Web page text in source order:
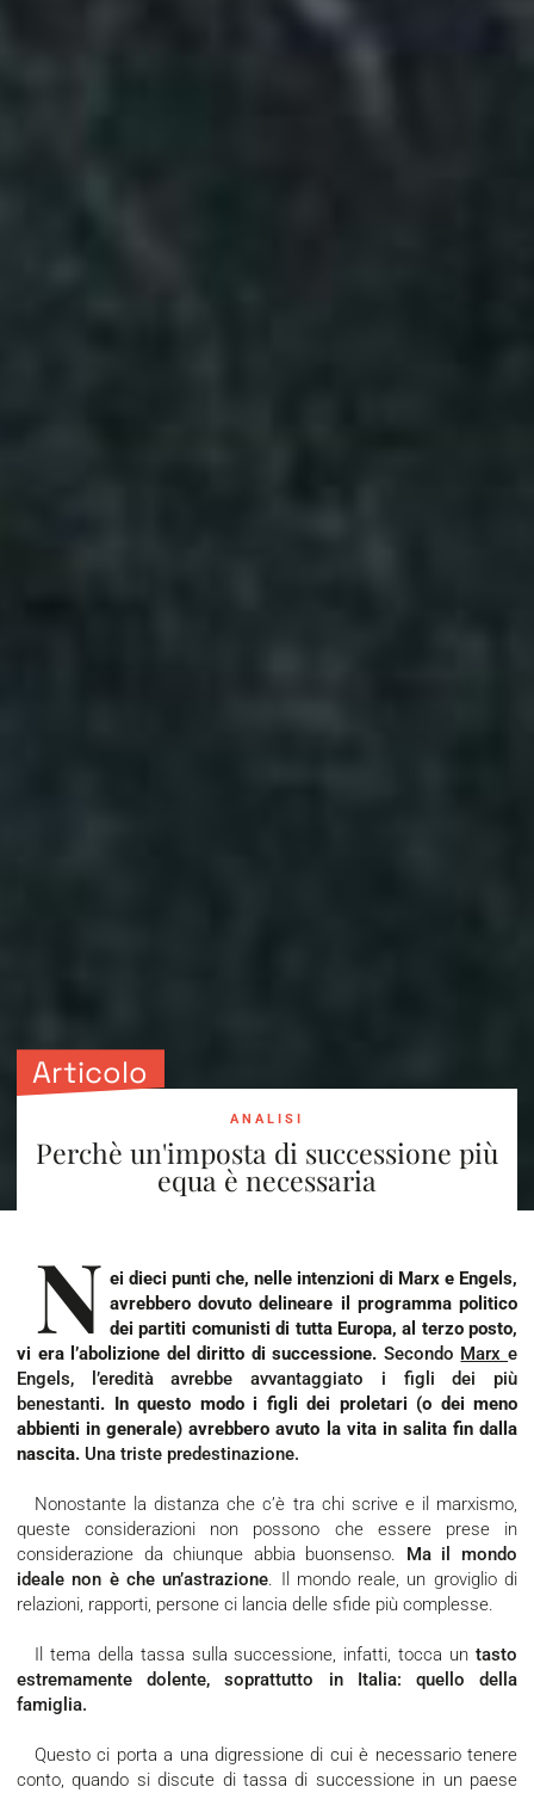
Articolo
ANALISI
Perchè un'imposta di successione più
equa è necessaria
N ei dieci punti che, nelle intenzioni di Marx e Engels,
avrebbero dovuto delineare il programma politico
dei partiti comunisti di tutta Europa, al terzo posto,
vi era l’abolizione del diritto di successione. Secondo Marxe
Engels, l’eredità avrebbe avvantaggiato i figli dei più
benestanti. In questo modo i figli dei proletari (o dei meno
abbienti in generale) avrebbero avuto la vita in salita fin dalla
nascita. Una triste predestinazione.
Nonostante la distanza che c’è tra chi scrive e il marxismo,
queste considerazioni non possono che essere prese in
considerazione da chiunque abbia buonsenso. Ma il mondo
ideale non è che un’astrazione. Il mondo reale, un groviglio di
relazioni, rapporti, persone ci lancia delle sfide più complesse.
Il tema della tassa sulla successione, infatti, tocca un tasto
estremamente dolente, soprattutto in Italia: quello della
famiglia.
Questo ci porta a una digressione di cui è necessario tenere
conto, quando si discute di tassa di successione in un paese